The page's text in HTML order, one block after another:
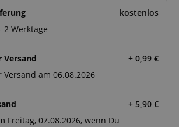
kostenlos
2 Werktage
Versand + 0,99 €
am 06.08.2026
+ 5,90 €
Freitag, 07.08.2026, wenn Du